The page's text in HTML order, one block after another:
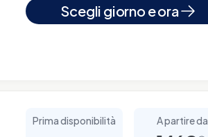
Scegli giorno e ora
Prima disponibilità A partire da